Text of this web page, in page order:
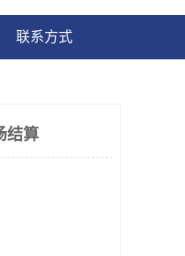
联系方式
结算